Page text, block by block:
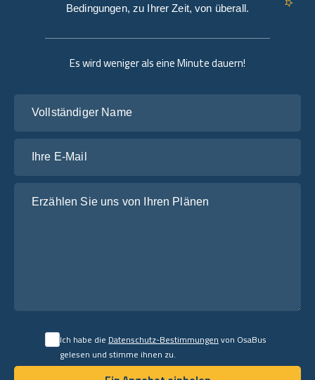
Es wird weniger als eine Minute dauern!
Ich habe dieDatenschutz-Bestimmungenvon OsaBus
gelesen und stimme ihnen zu.
Bedingungen, zu Ihrer Zeit, von überall.